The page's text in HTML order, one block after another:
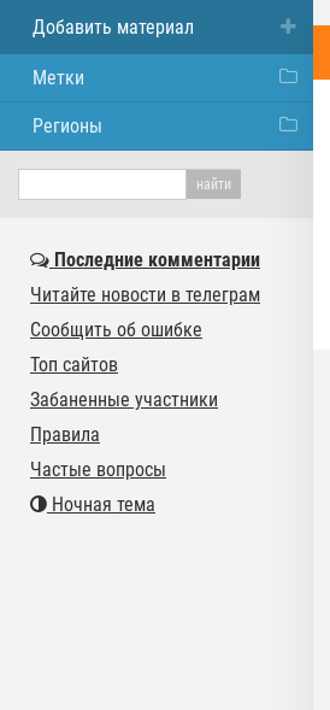
Добавить материал
Метки
Регионы
Последние комментарии
Читайте новости в телеграм
Сообщить об ошибке
Топ сайтов
Забаненные участники
Правила
Частые вопросы
Ночная тема